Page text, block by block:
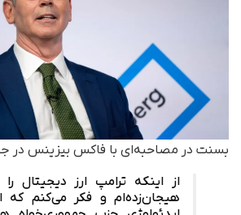
بسنت در مصاحبه‌ای با فاکس بیزینس در
از اینکه ترامپ ارز دیجیتال
هیجان‌زده‌ام و فکر می‌کنم که